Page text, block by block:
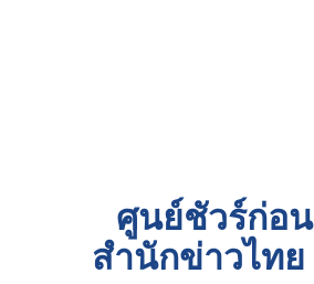
ศูนย์ชัวร์ก่อ
สำนักข่าวไท